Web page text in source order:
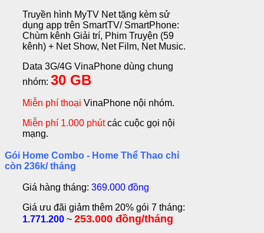
Truyền hình MyTV Net tặng kèm sử
dụng app trên SmartTV/ SmartPhone:
Chùm kênh Giải trí, Phim Truyện (59
kênh) + Net Show, Net Film, Net Music.
Data 3G/4G VinaPhone dùng chung
nhóm: 30 GB
Miễn phí thoại VinaPhone nội nhóm.
Miễn phí 1.000 phútcác cuộc gọi nội
mạng.
Gói Home Combo - Home Thể Thao chỉ
còn 236k/ tháng
Giá hàng tháng: 369.000 đồng
Giá ưu đãi giảm thêm 20% gói 7 tháng:
1.771.200 ~ 253.000 đồng/tháng